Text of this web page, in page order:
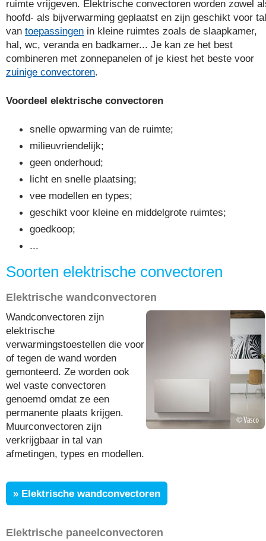
ruimte vrijgeven. Elektrische convectoren worden zowel
hoofd- als bijverwarming geplaatst en zijn geschikt voor tal
van toepassingen in kleine ruimtes zoals de slaapkamer,
hal, wc, veranda en badkamer... Je kan ze het best
combineren met zonnepanelen of je kiest het beste voor
zuinige convectoren.
Voordeel elektrische convectoren
snelle opwarming van de ruimte;
milieuvriendelijk;
geen onderhoud;
licht en snelle plaatsing;
vee modellen en types;
geschikt voor kleine en middelgrote ruimtes;
goedkoop;
...
Soorten elektrische convectoren
Elektrische wandconvectoren
Wandconvectoren zijn
elektrische
verwarmingstoestellen die voor
of tegen de wand worden
gemonteerd. Ze worden ook
wel vaste convectoren
genoemd omdat ze een
permanente plaats krijgen.
Muurconvectoren zijn
verkrijgbaar in tal van
afmetingen, types en modellen.
» Elektrische wandconvectoren
Elektrische paneelconvectoren